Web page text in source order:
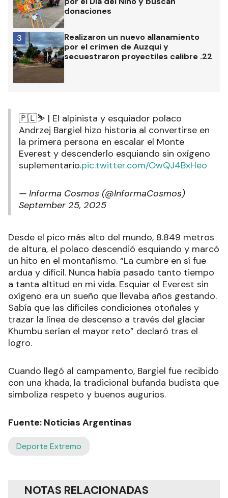
donaciones
Realizaron un nuevo allanamiento
por el crimen de Auzqui y
secuestraron proyectiles calibre .22
3
🇵🇱⛷️ | El alpinista y esquiador polaco
Andrzej Bargiel hizo historia al convertirse en
la primera persona en escalar el Monte
Everest y descenderlo esquiando sin oxígeno
suplementario.pic.twitter.com/OwQJ4BxHeo
— Informa Cosmos (@InformaCosmos)
September 25, 2025
Desde el pico más alto del mundo, 8.849 metros
de altura, el polaco descendió esquiando y marcó
un hito en el montañismo. “La cumbre en sí fue
ardua y difícil. Nunca había pasado tanto tiempo
a tanta altitud en mi vida. Esquiar el Everest sin
oxígeno era un sueño que llevaba años gestando.
Sabía que las difíciles condiciones otoñales y
trazar la línea de descenso a través del glaciar
Khumbu serían el mayor reto” declaró tras el
logro.
Cuando llegó al campamento, Bargiel fue recibido
con una khada, la tradicional bufanda budista que
simboliza respeto y buenos augurios.
Fuente: Noticias Argentinas
Deporte Extremo
NOTAS RELACIONADAS